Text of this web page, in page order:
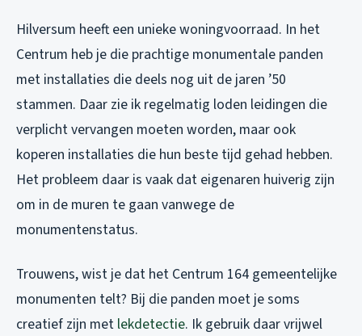
Hilversum heeft een unieke woningvoorraad. In het
Centrum heb je die prachtige monumentale panden
met installaties die deels nog uit de jaren ’50
stammen. Daar zie ik regelmatig loden leidingen die
verplicht vervangen moeten worden, maar ook
koperen installaties die hun beste tijd gehad hebben.
Het probleem daar is vaak dat eigenaren huiverig zijn
om in de muren te gaan vanwege de
monumentenstatus.
Trouwens, wist je dat het Centrum 164 gemeentelijke
monumenten telt? Bij die panden moet je soms
creatief zijn met lekdetectie. Ik gebruik daar vrijwel